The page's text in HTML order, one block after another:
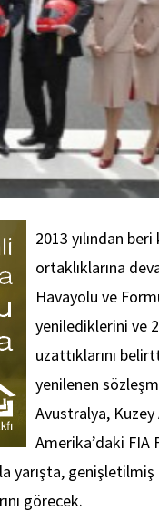
2013 yılından
ortaklıklarına
Havayolu ve
yenilediklerini ve
uzattıklarını
yenilenen
Avustralya,
Amerika’daki FIA
yarışta,
görecek.